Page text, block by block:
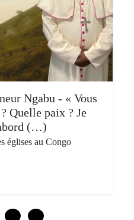
Ngabu - « Vous
Quelle paix ? Je
(…)
églises au Congo